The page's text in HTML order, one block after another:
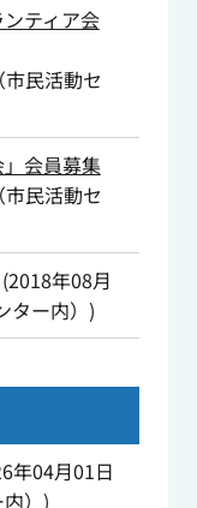
ンティア会
民活動セ
」会員募集
民活動セ
(2018年08月
ー内） )
年04月01日
） )